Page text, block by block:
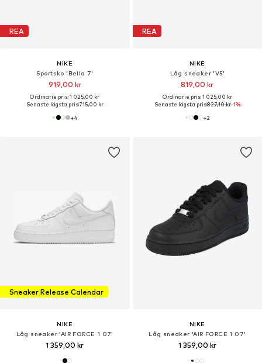
REA
NIKE
Sportsko 'Bella 7'
919,00 kr
Ordinarie pris: 1 025,00 kr
Senaste lägsta pris:715,00 kr
+4
REA
NIKE
Låg sneaker 'V5'
819,00 kr
Ordinarie pris: 1 025,00 kr
Senaste lägsta pris:827,10 kr-1%
+2
Sneaker Release Calendar
NIKE
Låg sneaker 'AIR FORCE 1 07'
1 359,00 kr
NIKE
Låg sneaker 'AIR FORCE 1 07'
1 359,00 kr